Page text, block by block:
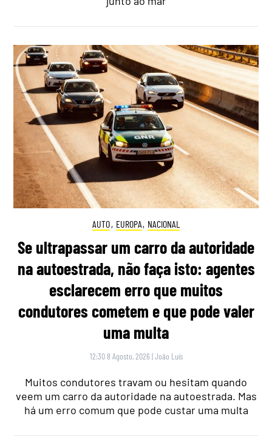
AUTO, EUROPA, NACIONAL
Se ultrapassar um carro da autoridade
na autoestrada, não faça isto: agentes
esclarecem erro que muitos
condutores cometem e que pode valer
uma multa
12:30 8 Agosto, 2026 |João Luís
Muitos condutores travam ou hesitam quando
veem um carro da autoridade na autoestrada. Mas
há um erro comum que pode custar uma multa